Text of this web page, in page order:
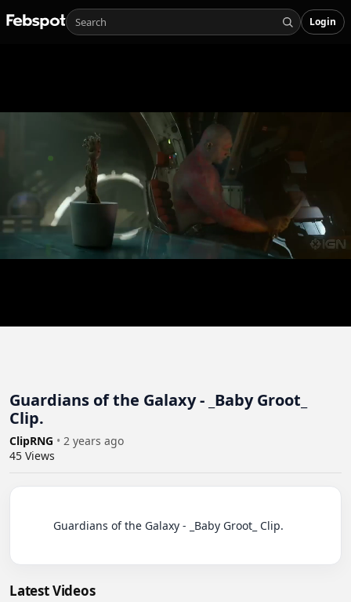
Login
Guardians of the Galaxy - _Baby Groot_
Clip.
ClipRNG • 2 years ago
45 Views
Latest Videos